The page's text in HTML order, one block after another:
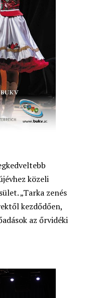
közeli
„Tarka zenés
kezdődően,
az őrvidéki